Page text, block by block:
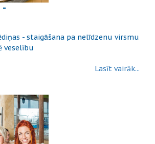
-
- staigāšana pa nelīdzenu virsmu
veselību
Lasīt vairāk...